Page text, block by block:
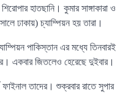
হাতছানি। কুমার সাঙ্গাকারা ও
ঢাকায়) চ্যাম্পিয়ন হয় তারা।
পাকিস্তান এর মধ্যে তিনবারই
একবার জিতলেও হেরেছে দুইবার।
তাদের। শুক্রবার রাতে সুপার